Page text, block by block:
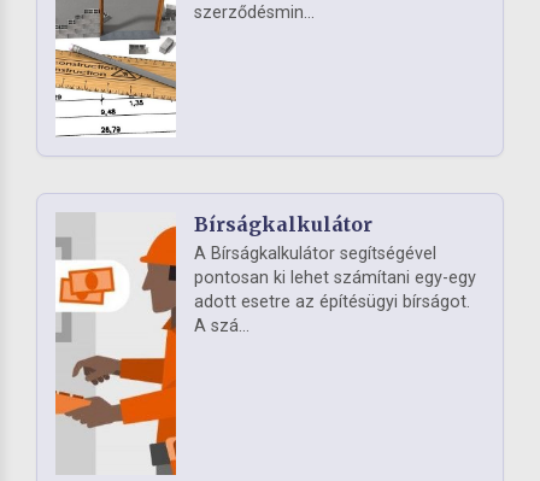
szerződésmin...
Bírságkalkulátor
A Bírságkalkulátor segítségével
pontosan ki lehet számítani egy-egy
adott esetre az építésügyi bírságot.
A szá...